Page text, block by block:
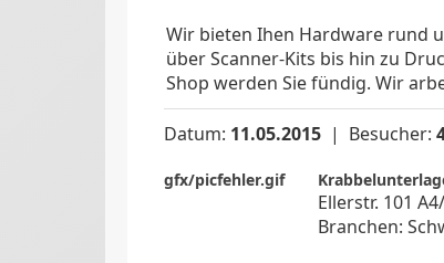
Wir bieten Ihen Hardware rund
über Scanner-Kits bis hin zu
Shop werden Sie fündig. Wir
Datum: 11.05.2015 | Besucher:
gfx/picfehler.gif
Ellerstr. 101
Branchen: